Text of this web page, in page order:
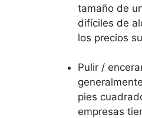
tamaño de
difíciles de
los precios
Pulir /
pies
empresas